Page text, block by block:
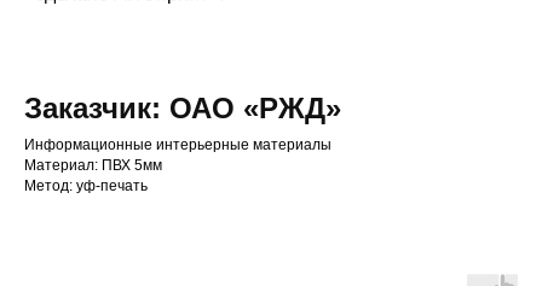
Заказчик: ОАО «РЖД»
Информационные интерьерные материалы
Материал: ПВХ 5мм
Метод: уф-печать